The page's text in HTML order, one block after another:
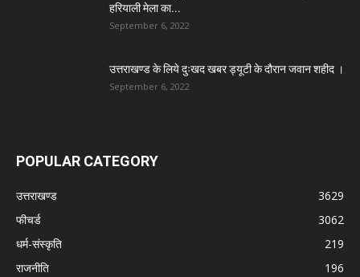
हरियाली मेला का...
September 6, 2022
उत्तराखण्ड के लिये दुःखद खबर ड्यूटी के दौरान जवान शहीद ।
September 6, 2022
POPULAR CATEGORY
उत्तराखण्ड
3629
फीचर्ड
3062
धर्म-संस्कृति
219
राजनीति
196